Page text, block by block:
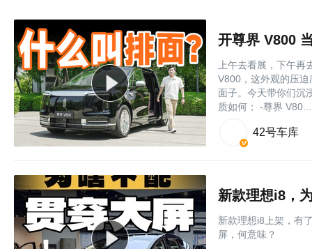
开尊界 V800
上午去看展，下午
V800，这外观的压
面子。今天带你们沉
质如何； -尊界
42号车库
新款理想i8，
新款理想i8上架，有
屏，何意味？